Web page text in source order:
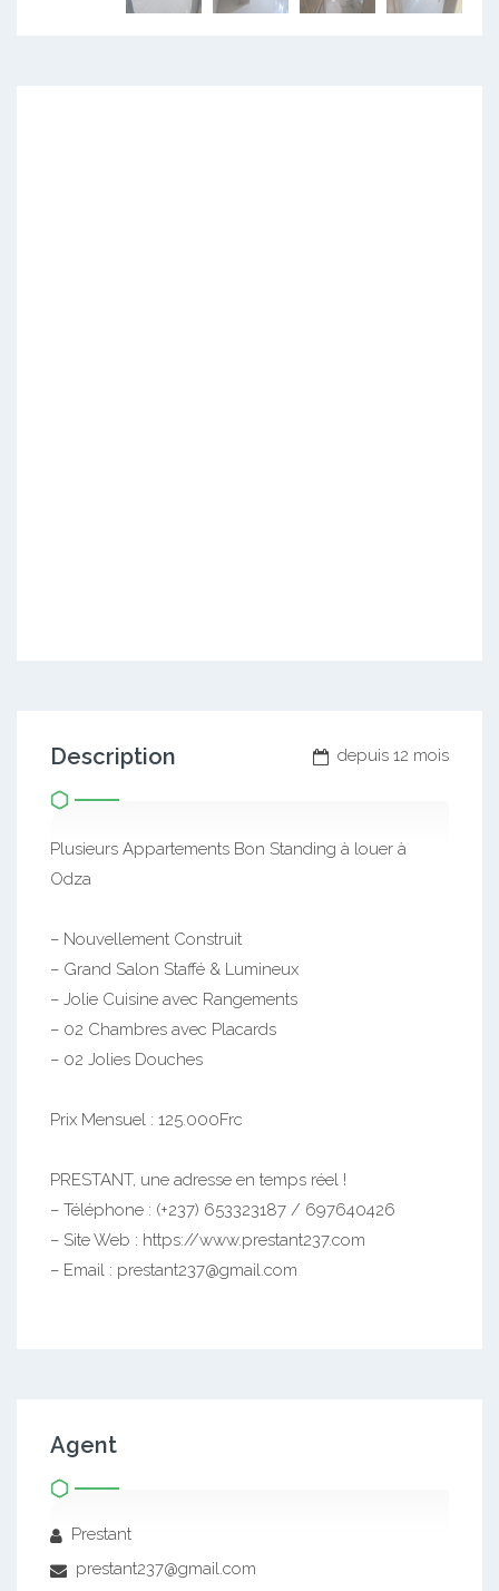
depuis 12 mois
Description
Plusieurs Appartements Bon Standing à louer à
Odza
– Nouvellement Construit
– Grand Salon Staffé & Lumineux
– Jolie Cuisine avec Rangements
– 02 Chambres avec Placards
– 02 Jolies Douches
Prix Mensuel : 125.000Frc
PRESTANT, une adresse en temps réel !
– Téléphone : (+237) 653323187 / 697640426
– Site Web : https://www.prestant237.com
– Email : prestant237@gmail.com
Agent
Prestant
prestant237@gmail.com